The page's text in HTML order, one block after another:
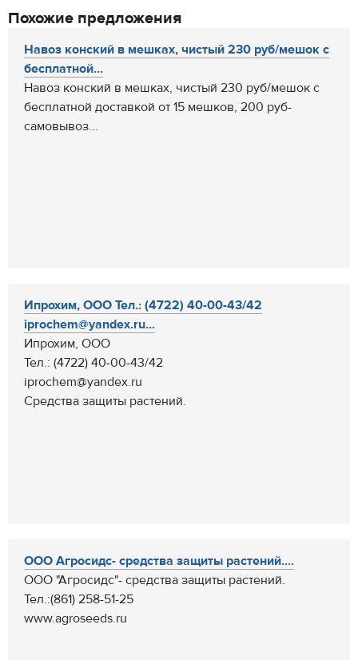
Похожие предложения
Навоз конский в мешках, чистый 230 руб/мешок с
бесплатной...
Навоз конский в мешках, чистый 230 руб/мешок с
бесплатной доставкой от 15 мешков, 200 руб-
самовывоз...
Ипрохим, ООО Тел.: (4722) 40-00-43/42
iprochem@yandex.ru...
Ипрохим, ООО
Тел.: (4722) 40-00-43/42
iprochem@yandex.ru
Средства защиты растений.
ООО Агросидс- средства защиты растений....
ООО "Агросидс"- средства защиты растений.
Тел.:(861) 258-51-25
www.agroseeds.ru